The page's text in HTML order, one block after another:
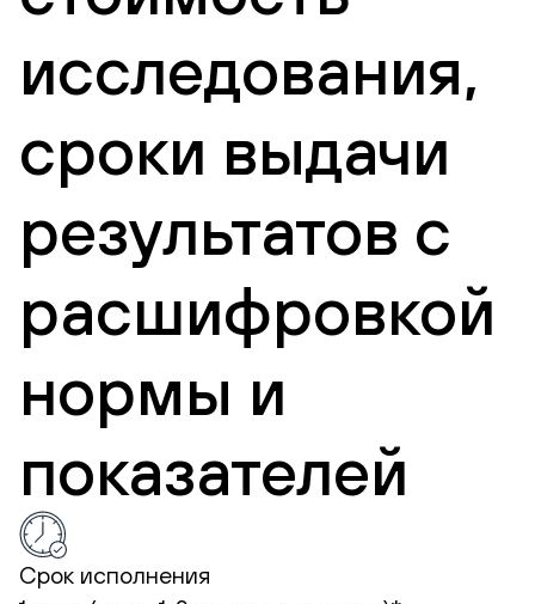
исследования,
сроки выдачи
результатов с
расшифровкой
нормы и
показателей
Срок исполнения